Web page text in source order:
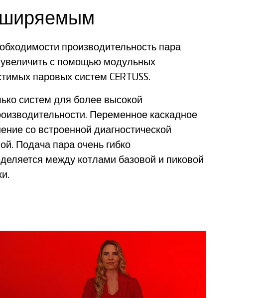
производительность пара
с помощью модульных
паровых систем CERTUSS.
систем для более высокой
Переменное каскадное
со встроенной диагностической
Подача пара очень гибко
между котлами базовой и пиковой